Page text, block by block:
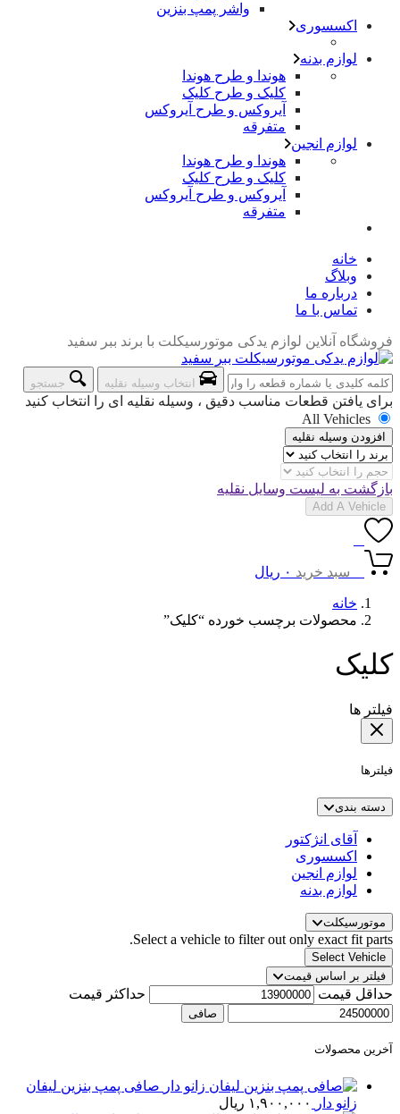
واشر پمپ بنزین
اکسسوری
لوازم بدنه
هوندا و طرح هوندا
کلیک و طرح کلیک
آیروکس و طرح آیروکس
متفرقه
لوازم انجین
هوندا و طرح هوندا
کلیک و طرح کلیک
آیروکس و طرح آیروکس
متفرقه
خانه
وبلاگ
درباره ما
تماس با ما
فروشگاه آنلاین لوازم یدکی موتورسیکلت با برند ببر سفید
انتخاب وسیله نقلیه جستجو
برای یافتن قطعات مناسب دقیق ، وسیله نقلیه ای را انتخاب کنید
All Vehicles
افزودن وسیله نقلیه
بازگشت به لیست وسایل نقلیه
Add A Vehicle
سبد خرید ۰ ریال
خانه
محصولات برچسب خورده “کلیک”
کلیک
فیلتر ها
فیلترها
دسته بندی
آقای انژکتور
اکسسوری
لوازم انجین
لوازم بدنه
موتورسیکلت
Select a vehicle to filter out only exact fit parts.
Select Vehicle
فیلتر بر اساس قیمت
حداقل قیمت حداكثر قيمت
صافی
آخرین محصولات
صافی پمپ بنزین لیفان
زانو دار
۱,۹۰۰,۰۰۰ ریال